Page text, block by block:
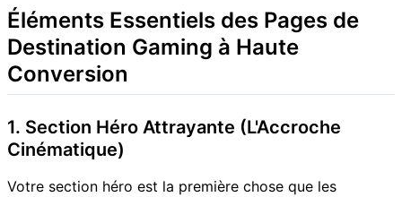
Éléments Essentiels des Pages de
Destination Gaming à Haute
Conversion
1. Section Héro Attrayante (L'Accroche
Cinématique)
Votre section héro est la première chose que les